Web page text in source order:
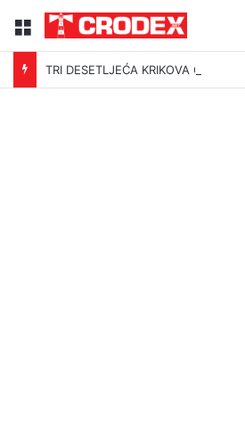
Menu
TRI DESETLJEĆA KRIKOVA OČAJNIKA